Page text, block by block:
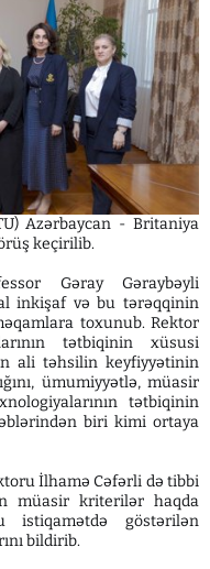
Azərbaycan - Britaniya
keçirilib.
Gəray Gəraybəyli
inkişaf və bu tərəqqinin
toxunub. Rektor
tətbiqinin xüsusi
ali təhsilin keyfiyyətinin
ümumiyyətlə, müasir
tətbiqinin
biri kimi ortaya
İlhamə Cəfərli də tibbi
müasir kriterilər haqda
göstərilən
bildirib.